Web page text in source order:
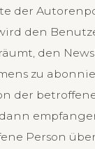
der
den
den
zu
der
Person